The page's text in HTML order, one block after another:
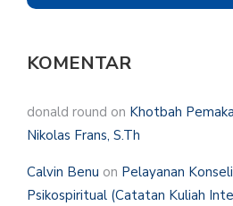
KOMENTAR
donald round on Khotbah
Nikolas Frans, S.Th
Calvin Benu on Pelayanan
Psikospiritual (Catatan Kuliah